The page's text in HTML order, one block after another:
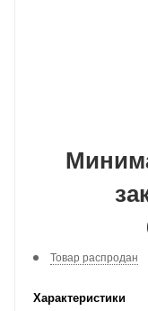
Товар распродан
Характеристики